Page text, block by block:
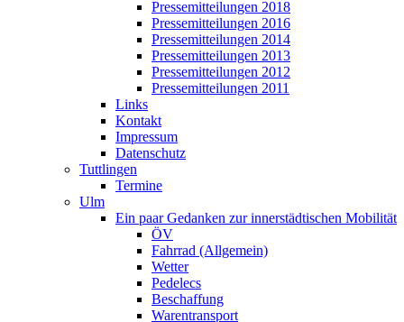
Pressemitteilungen 2018
Pressemitteilungen 2016
Pressemitteilungen 2014
Pressemitteilungen 2013
Pressemitteilungen 2012
Pressemitteilungen 2011
Links
Kontakt
Impressum
Datenschutz
Tuttlingen
Termine
Ulm
Ein paar Gedanken zur innerstädtischen Mobilität
ÖV
Fahrrad (Allgemein)
Wetter
Pedelecs
Beschaffung
Warentransport